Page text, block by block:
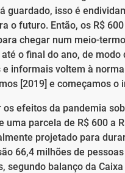
guardado, isso é
o futuro. Então, os R$
chegar num meio-
o final do ano, de
informais voltem à
[2019] e começamos o
efeitos da pandemia
uma parcela de R$ 600 a
projetado para
66,4 milhões de
segundo balanço da